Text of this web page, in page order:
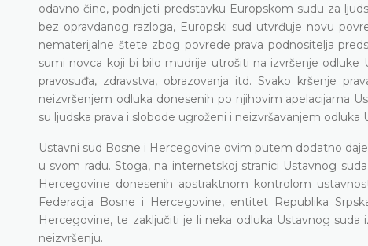
odavno čine, podnijeti predstavku Europskom sudu za
bez opravdanog razloga, Europski sud utvrđuje novu
nematerijalne štete zbog povrede prava podnositelja
sumi novca koji bi bilo mudrije utrošiti na izvršenje odluke
pravosuđa, zdravstva, obrazovanja itd. Svako kršenje
neizvršenjem odluka donesenih po njihovim apelacijama
su ljudska prava i slobode ugroženi i neizvršavanjem
Ustavni sud Bosne i Hercegovine ovim putem dodatno
u svom radu. Stoga, na internetskoj stranici Ustavnog
Hercegovine donesenih apstraktnom kontrolom
Federacija Bosne i Hercegovine, entitet Republika
Hercegovine, te zaključiti je li neka odluka Ustavnog suda
neizvršenju.